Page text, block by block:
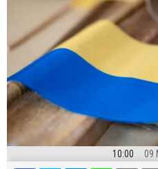
10:00 09